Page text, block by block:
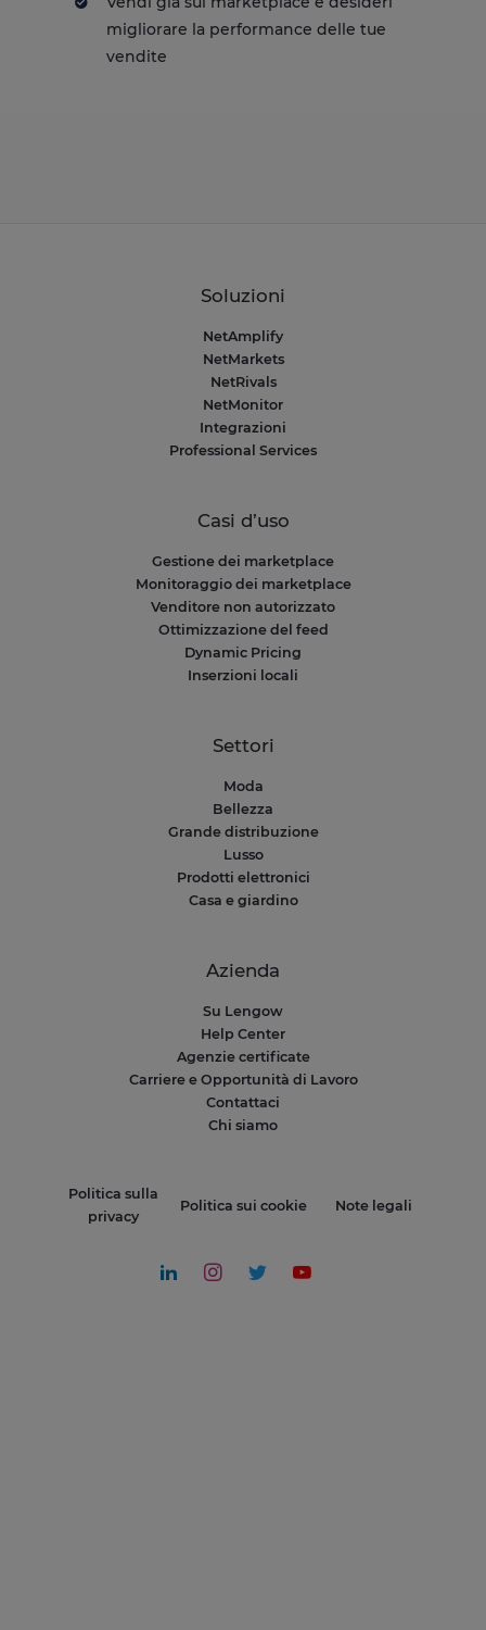
migliorare la performance delle tue
vendite
Soluzioni
NetAmplify
NetMarkets
NetRivals
NetMonitor
Integrazioni
Professional Services
Casi d’uso
Gestione dei marketplace
Monitoraggio dei marketplace
Venditore non autorizzato
Ottimizzazione del feed
Dynamic Pricing
Inserzioni locali
Settori
Moda
Bellezza
Grande distribuzione
Lusso
Prodotti elettronici
Casa e giardino
Azienda
Su Lengow
Help Center
Agenzie certificate
Carriere e Opportunità di Lavoro
Contattaci
Chi siamo
Politica sulla
privacy
Politica sui cookie Note legali